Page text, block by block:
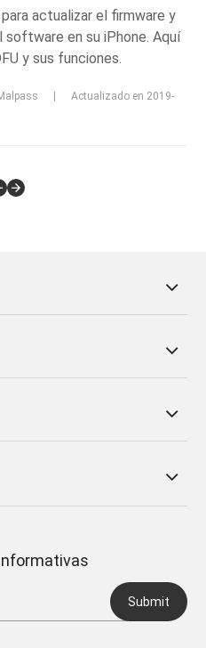
actualizar el firmware y
en su iPhone. Aquí
y sus funciones.
Actualizado en 2019-
Submit